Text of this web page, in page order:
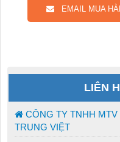
EMAIL MUA
LIÊN
CÔNG TY TNHH MTV
TRUNG VIỆT